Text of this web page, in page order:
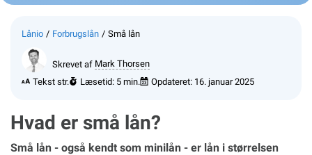
Lånio Forbrugslån Små lån
Tekst str. Læsetid: 5 min. Opdateret: 16. januar 2025
Skrevet af Mark Thorsen
Hvad er små lån?
Små lån - også kendt som minilån - er lån i størrelsen